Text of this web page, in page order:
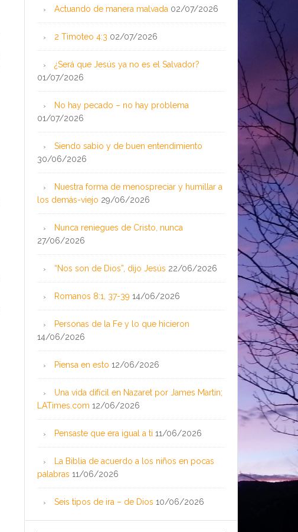
Actuando de manera malvada 02/07/2026
2 Timoteo 4:3 02/07/2026
¿Será que Jesús ya no es el Salvador?
01/07/2026
No hay pecado – no hay problema
01/07/2026
Siendo sabio y de buen entendimiento
30/06/2026
Nuestra forma de menospreciar y humillar a
los demás-viejo 29/06/2026
Nunca reniegues de Cristo, nunca
27/06/2026
“Nos son de Dios”, dijo Jesús 22/06/2026
Romanos 8:1, 37-39 14/06/2026
Personas de la Fe y lo que hicieron
14/06/2026
Piensa en esto 12/06/2026
Una vida difícil en Nazaret por James Martin;
LATimes.com 12/06/2026
Pensaste que era igual a ti 11/06/2026
La Biblia de acuerdo a los niños en pocas
palabras 11/06/2026
Seis tipos de ira – de Dios 10/06/2026